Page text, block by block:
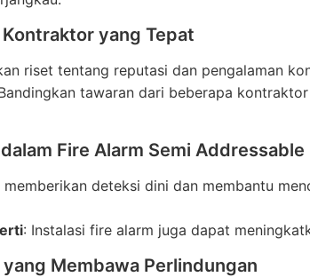
yang Tepat
riset tentang reputasi dan pengalaman
tawaran dari beberapa
Fire Alarm Semi Addressable
memberikan deteksi dini dan membantu
: Instalasi fire alarm juga dapat
Membawa Perlindungan